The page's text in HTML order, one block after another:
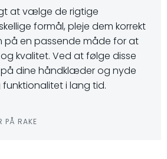
at vælge de rigtige
formål, pleje dem korrekt
på en passende måde for at
kvalitet. Ved at følge disse
dine håndklæder og nyde
i lang tid.
PÅ RAKE